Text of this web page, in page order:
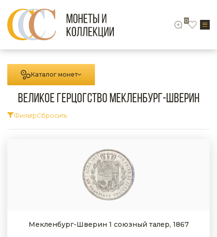
0
Каталог монет
Великое герцогство Мекленбург-Шверин
ФильтрСбросить
Мекленбург-Шверин 1 союзный талер, 1867